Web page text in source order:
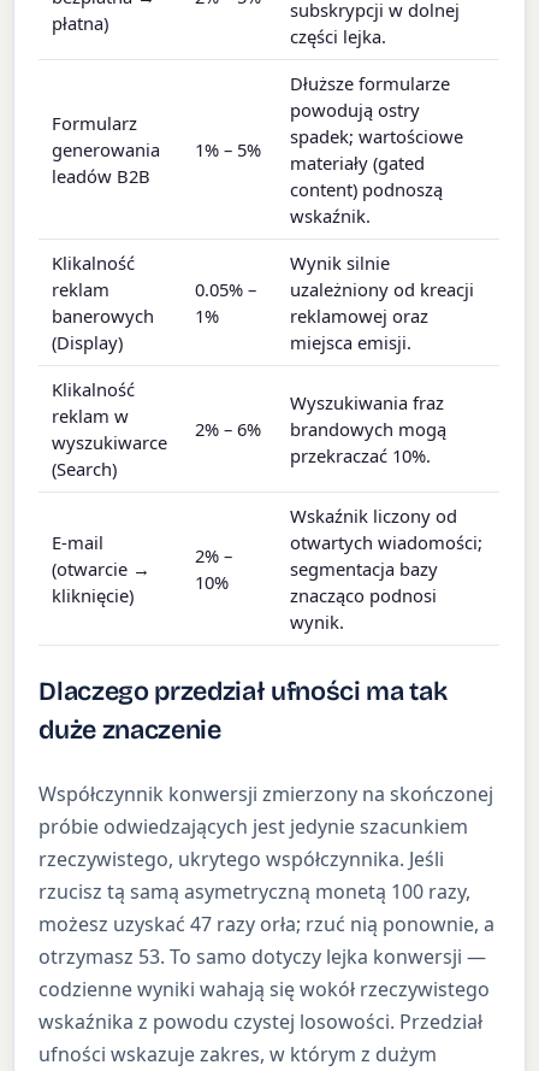
płatna)
subskrypcji w dolnej
części lejka.
Formularz
generowania
leadów B2B
1% – 5%
Dłuższe formularze
powodują ostry
spadek; wartościowe
materiały (gated
content) podnoszą
wskaźnik.
Klikalność
reklam
banerowych
(Display)
0.05% –
1%
Wynik silnie
uzależniony od kreacji
reklamowej oraz
miejsca emisji.
Klikalność
reklam w
wyszukiwarce
(Search)
2% – 6%
Wyszukiwania fraz
brandowych mogą
przekraczać 10%.
E-mail
(otwarcie →
kliknięcie)
2% –
10%
Wskaźnik liczony od
otwartych wiadomości;
segmentacja bazy
znacząco podnosi
wynik.
Dlaczego przedział ufności ma tak
duże znaczenie
Współczynnik konwersji zmierzony na skończonej
próbie odwiedzających jest jedynie szacunkiem
rzeczywistego, ukrytego współczynnika. Jeśli
rzucisz tą samą asymetryczną monetą 100 razy,
możesz uzyskać 47 razy orła; rzuć nią ponownie, a
otrzymasz 53. To samo dotyczy lejka konwersji —
codzienne wyniki wahają się wokół rzeczywistego
wskaźnika z powodu czystej losowości. Przedział
ufności wskazuje zakres, w którym z dużym